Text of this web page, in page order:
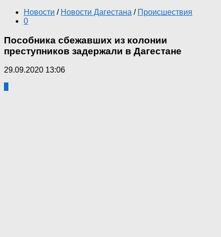
Новости / Новости Дагестана / Происшествия
0
Пособника сбежавших из колонии
преступников задержали в Дагестане
29.09.2020 13:06